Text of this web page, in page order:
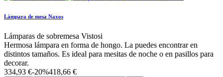
Lámpara de mesa Naxos
Lámparas de sobremesa Vistosi
Hermosa lámpara en forma de hongo. La puedes encontrar en
distintos tamaños. Es ideal para mesitas de noche o en pasillos para
decorar.
334,93 €-20%418,66 €